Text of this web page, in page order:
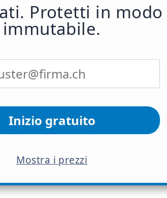
Protetti in modo
immutabile.
Inizio gratuito
Mostra i prezzi